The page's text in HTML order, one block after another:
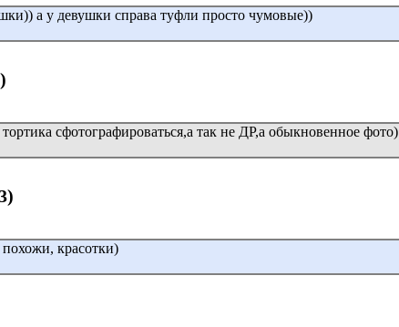
а у девушки справа туфли просто чумовые))
сфотографироваться,а так не ДР,а обыкновенное фото)
красотки)